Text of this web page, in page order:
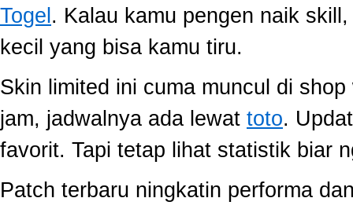
Togel . Kalau kamu pengen naik
kecil yang bisa kamu tiru.
Skin limited ini cuma muncul di
jam, jadwalnya ada lewat toto.
favorit. Tapi tetap lihat statistik biar
Patch terbaru ningkatin performa